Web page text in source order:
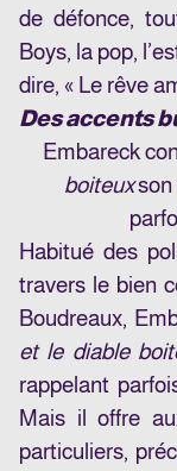
de défonce,
Boys, la pop,
dire, « Le rêve
Des accents
Embareck
boiteuxson
Habitué des
travers le bien
Boudreaux,
et le diable
rappelant
Mais il offre
particuliers,